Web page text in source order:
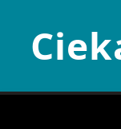
content